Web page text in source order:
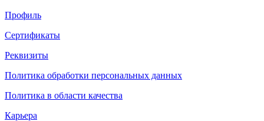
Профиль
Сертификаты
Реквизиты
Политика обработки персональных данных
Политика в области качества
Карьера